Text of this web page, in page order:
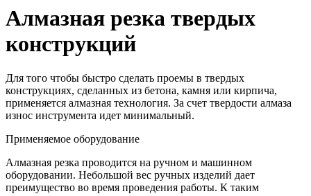
Алмазная резка твердых
конструкций
Для того чтобы быстро сделать проемы в твердых
конструкциях, сделанных из бетона, камня или кирпича,
применяется алмазная технология. За счет твердости алмаза
износ инструмента идет минимальный.
Применяемое оборудование
Алмазная резка проводится на ручном и машинном
оборудовании. Небольшой вес ручных изделий дает
преимущество во время проведения работы. К таким